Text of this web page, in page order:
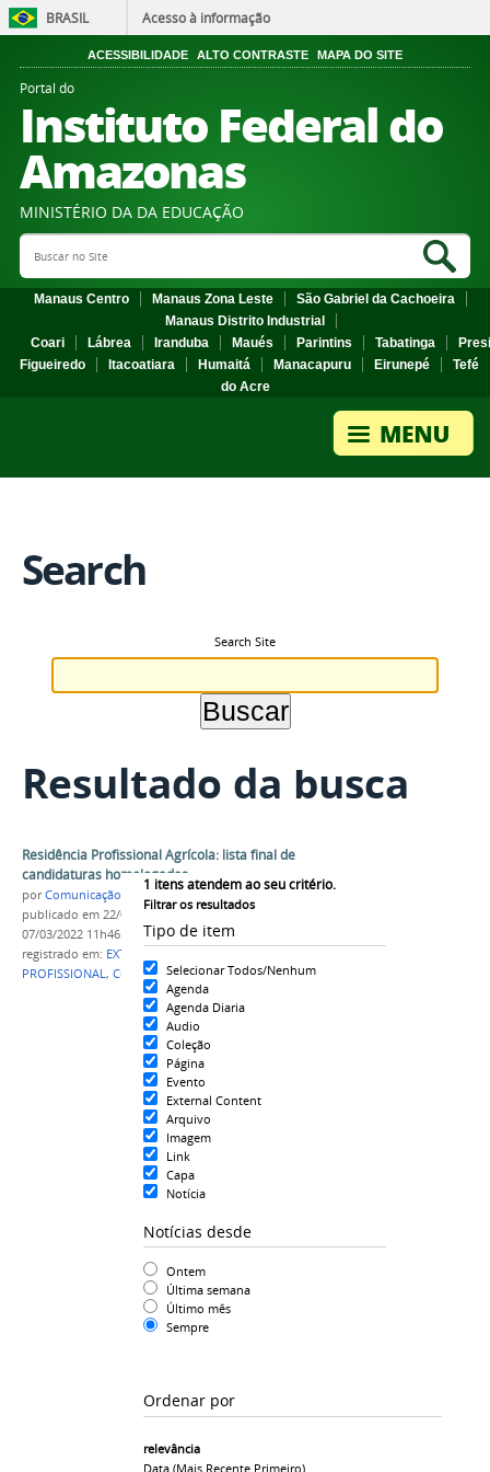
BRASIL Acesso à informação
ACESSIBILIDADE ALTO CONTRASTE MAPA DO SITE
Portal do
Instituto Federal do
Amazonas
MINISTÉRIO DA DA EDUCAÇÃO
Search Site
Manaus Centro Manaus Zona Leste
São Gabriel da Cachoeira
Manaus Distrito Industrial
Coari
Lábrea Iranduba Maués Parintins Tabatinga
Figueiredo
Itacoatiara Humaitá Manacapuru Eirunepé
Tefé
do Acre
Search
Search Site
Resultado da busca
1 itens atendem ao seu critério.
Filtrar os resultados
Tipo de item
Selecionar Todos/Nenhum
Agenda
Agenda Diaria
Audio
Coleção
Página
Evento
External Content
Arquivo
Imagem
Link
Capa
Notícia
Notícias desde
Ontem
Última semana
Último mês
Sempre
Ordenar por
relevância
Data (mais Recente Primeiro)
Residência Profissional Agrícola: lista final de
candidaturas homologadas
porComunicação COARI
publicado em 22/02/2022—última modificação
07/03/2022 11h46
registrado em: EXTENSÃO
PROFISSIONAL , COARI,2022,2021